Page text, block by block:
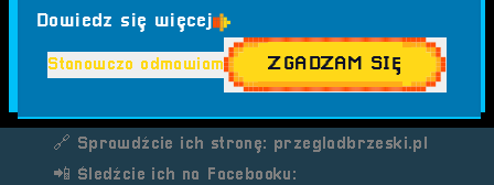
brzeskiego – od wydarzeń kulturalnych po
sport i bezpieczeństwo publiczne. Dzięki ich
wsparciu jeszcze więcej osób dowie się o
największym retro-wydarzeniu w regionie!
🔗 Sprawdźcie ich stronę: przegladbrzeski.pl
📲 Śledźcie ich na Facebooku:
Dowiedz się więcej
Stanowczo odmawiam ZGADZAM SIĘ